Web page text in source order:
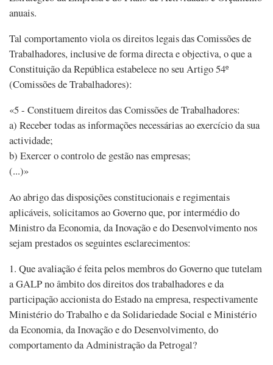
anuais.
Tal comportamento viola os direitos legais das Comissões de
Trabalhadores, inclusive de forma directa e objectiva, o que a
Constituição da República estabelece no seu Artigo 54º
(Comissões de Trabalhadores):
«5 - Constituem direitos das Comissões de Trabalhadores:
a) Receber todas as informações necessárias ao exercício da sua
actividade;
b) Exercer o controlo de gestão nas empresas;
(...)»
Ao abrigo das disposições constitucionais e regimentais
aplicáveis, solicitamos ao Governo que, por intermédio do
Ministro da Economia, da Inovação e do Desenvolvimento nos
sejam prestados os seguintes esclarecimentos:
1. Que avaliação é feita pelos membros do Governo que tutelam
a GALP no âmbito dos direitos dos trabalhadores e da
participação accionista do Estado na empresa, respectivamente
Ministério do Trabalho e da Solidariedade Social e Ministério
da Economia, da Inovação e do Desenvolvimento, do
comportamento da Administração da Petrogal?